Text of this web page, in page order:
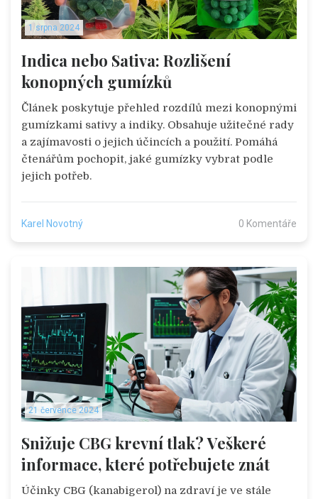
1 srpna 2024
Indica nebo Sativa: Rozlišení
konopných gumízků
Článek poskytuje přehled rozdílů mezi konopnými
gumízkami sativy a indiky. Obsahuje užitečné rady
a zajímavosti o jejich účincích a použití. Pomáhá
čtenářům pochopit, jaké gumízky vybrat podle
jejich potřeb.
Karel Novotný 0 Komentáře
21 července 2024
Snižuje CBG krevní tlak? Veškeré
informace, které potřebujete znát
Účinky CBG (kanabigerol) na zdraví je ve stále